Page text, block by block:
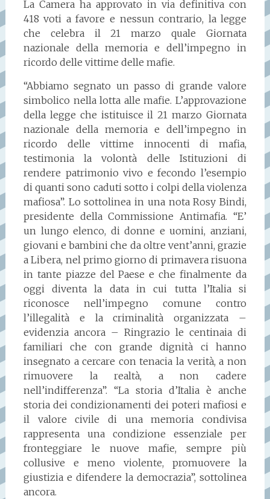
La Camera ha approvato in via definitiva con
418 voti a favore e nessun contrario, la legge
che celebra il 21 marzo quale Giornata
nazionale della memoria e dell’impegno in
ricordo delle vittime delle mafie.
“Abbiamo segnato un passo di grande valore
simbolico nella lotta alle mafie. L’approvazione
della legge che istituisce il 21 marzo Giornata
nazionale della memoria e dell’impegno in
ricordo delle vittime innocenti di mafia,
testimonia la volontà delle Istituzioni di
rendere patrimonio vivo e fecondo l’esempio
di quanti sono caduti sotto i colpi della violenza
mafiosa”. Lo sottolinea in una nota Rosy Bindi,
presidente della Commissione Antimafia. “E’
un lungo elenco, di donne e uomini, anziani,
giovani e bambini che da oltre vent’anni, grazie
a Libera, nel primo giorno di primavera risuona
in tante piazze del Paese e che finalmente da
oggi diventa la data in cui tutta l’Italia si
riconosce nell’impegno comune contro
l’illegalità e la criminalità organizzata –
evidenzia ancora – Ringrazio le centinaia di
familiari che con grande dignità ci hanno
insegnato a cercare con tenacia la verità, a non
rimuovere la realtà, a non cadere
nell’indifferenza”. “La storia d’Italia è anche
storia dei condizionamenti dei poteri mafiosi e
il valore civile di una memoria condivisa
rappresenta una condizione essenziale per
fronteggiare le nuove mafie, sempre più
collusive e meno violente, promuovere la
giustizia e difendere la democrazia”, sottolinea
ancora.